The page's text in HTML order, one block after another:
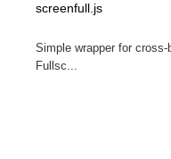
screenfull.js
Simple wrapper for
Fullsc...